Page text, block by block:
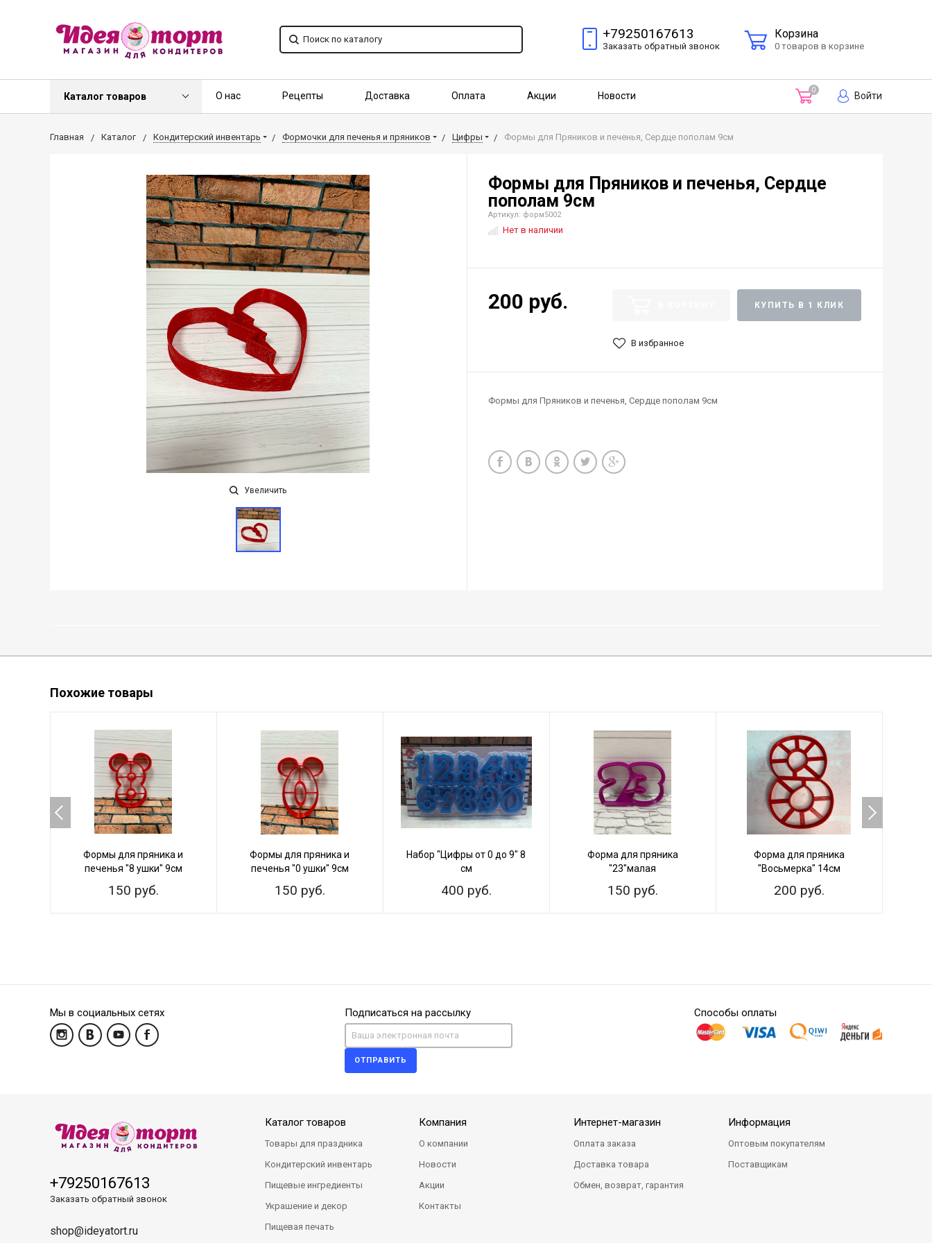
+79250167613
Заказать обратный звонок
Корзина
0 товаров в корзине
Каталог товаров О нас Рецепты Доставка Оплата Акции Новости
0 Войти
Главная Каталог Кондитерский инвентарь Формочки для печенья и пряников Цифры Формы для Пряников и печенья, Сердце пополам 9см
Увеличить
Формы для Пряников и печенья, Сердце
пополам 9см
Артикул: форм5002
Нет в наличии
200 руб. КУПИТЬ В 1 КЛИК
В избранное
Формы для Пряников и печенья, Сердце пополам 9см
Похожие товары
Формы для пряника и
печенья "8 ушки" 9см
150 руб.
Формы для пряника и
печенья "0 ушки" 9см
150 руб.
Набор "Цифры от 0 до 9" 8
см
400 руб.
Форма для пряника
"23"малая
150 руб.
Форма для пряника
"Восьмерка" 14см
200 руб.
Мы в социальных сетях Подписаться на рассылку
ОТПРАВИТЬ
Способы оплаты
+79250167613
Заказать обратный звонок
shop@ideyatort.ru
Каталог товаров
Товары для праздника
Кондитерский инвентарь
Пищевые ингредиенты
Украшение и декор
Пищевая печать
Компания
О компании
Новости
Акции
Контакты
Интернет-магазин
Оплата заказа
Доставка товара
Обмен, возврат, гарантия
Информация
Оптовым покупателям
Поставщикам